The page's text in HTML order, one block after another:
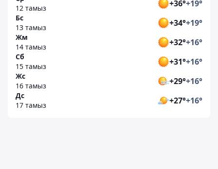
12 тамыз
+36°+19°
Бс
13 тамыз
+34°+19°
Жм
14 тамыз
+32°+16°
Сб
15 тамыз
+31°+16°
Жс
16 тамыз
+29°+16°
Дс
17 тамыз
+27°+16°